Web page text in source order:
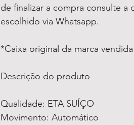
de finalizar a compra consulte
escolhido via Whatsapp.
*Caixa original da marca
Descrição do produto
Qualidade: ETA SUÍÇO
Movimento: Automático